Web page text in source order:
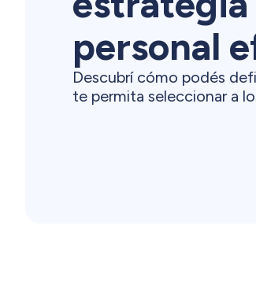
personal
Descubrí cómo podés
te permita seleccionar a